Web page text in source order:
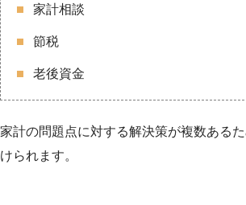
家計相談
節税
老後資金
家計の問題点に対する解決策が複数ある
けられます。